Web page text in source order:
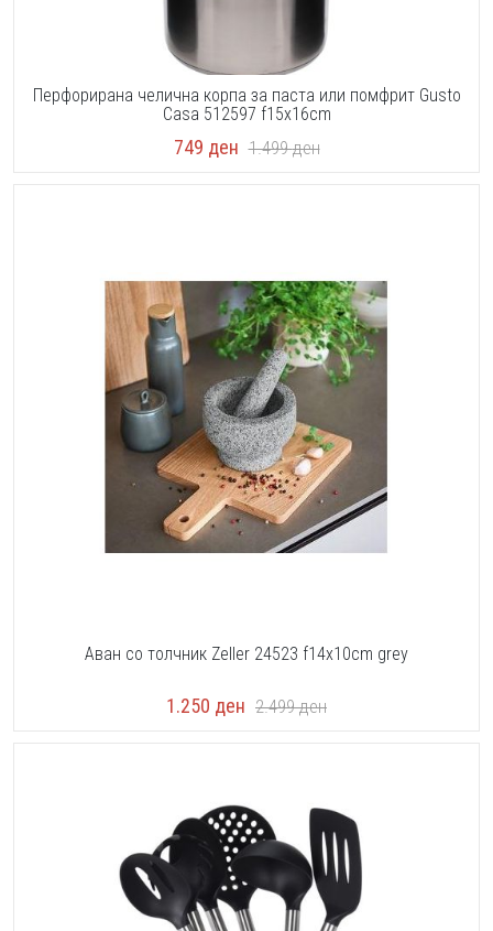
Перфорирана челична корпа за паста или помфрит Gusto
Casa 512597 f15x16cm
749 ден 1.499ден
Аван со толчник Zeller 24523 f14x10cm grey
1.250 ден 2.499ден